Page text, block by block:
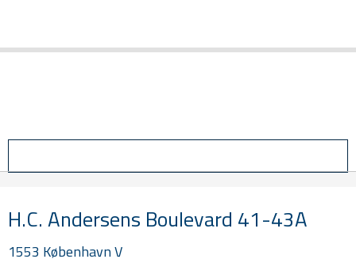
H.C. Andersens Boulevard 41-43A
1553 København V